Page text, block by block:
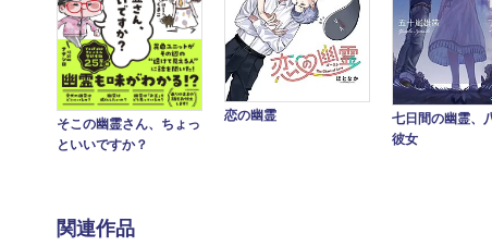
そこの幽霊さん、ちょっ
といいですか？
恋の幽霊
七日間の幽霊、
彼女
関連作品